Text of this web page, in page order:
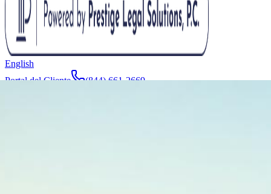
English
Portal del Cliente
(844) 661-2669